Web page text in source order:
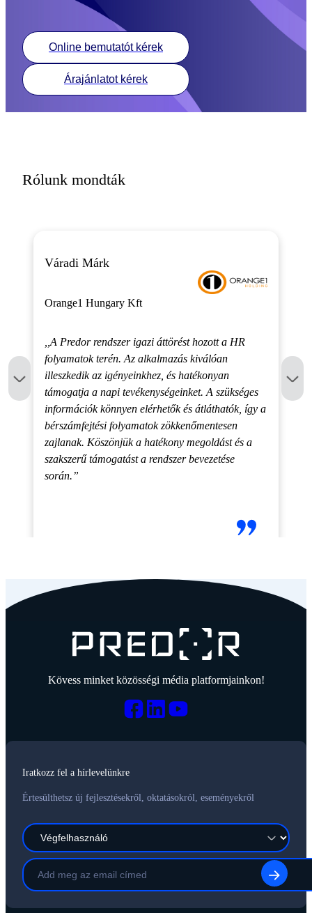
Online bemutatót kérek
Árajánlatot kérek
Rólunk mondták
Váradi Márk
Orange1 Hungary Kft
,,A Predor rendszer igazi áttörést hozott a HR
folyamatok terén. Az alkalmazás kiválóan
illeszkedik az igényeinkhez, és hatékonyan
támogatja a napi tevékenységeinket. A szükséges
információk könnyen elérhetők és átláthatók, így a
bérszámfejtési folyamatok zökkenőmentesen
zajlanak. Köszönjük a hatékony megoldást és a
szakszerű támogatást a rendszer bevezetése
során.”
Kövess minket közösségi média platformjainkon!
Iratkozz fel a hírlevelünkre
Értesülthetsz új fejlesztésekről, oktatásokról, eseményekről